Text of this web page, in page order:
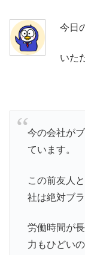
今日
いた
今の会社が
ています。
この前友人
社は絶対ブ
労働時間が
力もひどい